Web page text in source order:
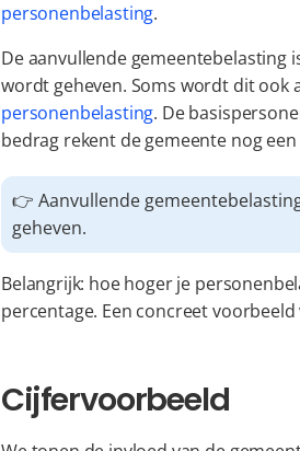
personenbelasting.
De aanvullende gemeentebelasting
wordt geheven. Soms wordt dit ook
personenbelasting. De
bedrag rekent de gemeente nog
👉 Aanvullende
geheven.
Belangrijk: hoe hoger je
percentage. Een concreet
Cijfervoorbeeld